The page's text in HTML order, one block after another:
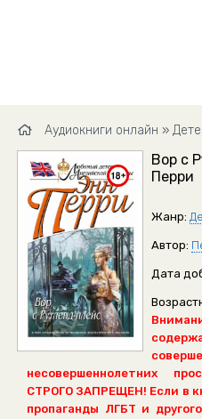
Аудиокниги онлайн »
Вор с
Перри
Жанр:
Автор:
Дата
несовершеннолетних
СТРОГО ЗАПРЕЩЕН! Если в
пропаганды ЛГБТ и